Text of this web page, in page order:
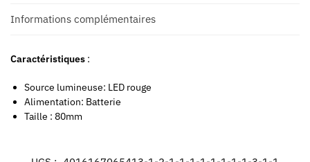
Informations complémentaires
Caractéristiques :
Source lumineuse: LED rouge
Alimentation: Batterie
Taille : 80mm